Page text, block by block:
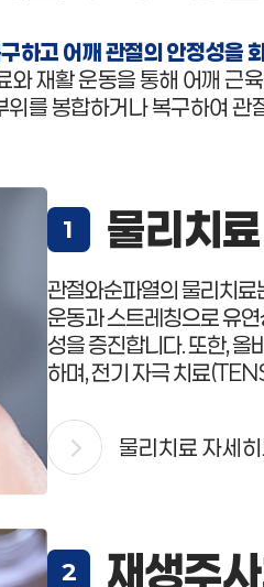
하고 어깨 관절의 안정성을
재활 운동을 통해 어깨 근
를 봉합하거나 복구하여 관
1 물리치료
관절와순파열의 물리치료
운동과 스트레칭으로 유
성을 증진합니다. 또한, 올
하며, 전기 자극 치료
물리치료 자세히
2 재생주